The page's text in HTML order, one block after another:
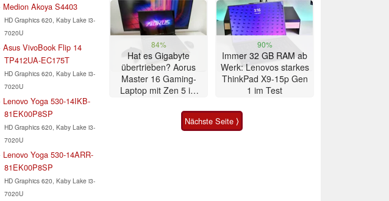
Medion Akoya S4403
HD Graphics 620, Kaby Lake i3-
7020U
Asus VivoBook Flip 14
TP412UA-EC175T
HD Graphics 620, Kaby Lake i3-
7020U
Lenovo Yoga 530-14IKB-
81EK00P8SP
HD Graphics 620, Kaby Lake i3-
7020U
Lenovo Yoga 530-14ARR-
81EK00P8SP
HD Graphics 620, Kaby Lake i3-
7020U
Smartphone im Test
84%
Hat es Gigabyte
übertrieben? Aorus
Master 16 Gaming-
Laptop mit Zen 5 im
90%
Immer 32 GB RAM ab
Werk: Lenovos starkes
ThinkPad X9-15p Gen
1 im Test
Nächste Seite ⟩